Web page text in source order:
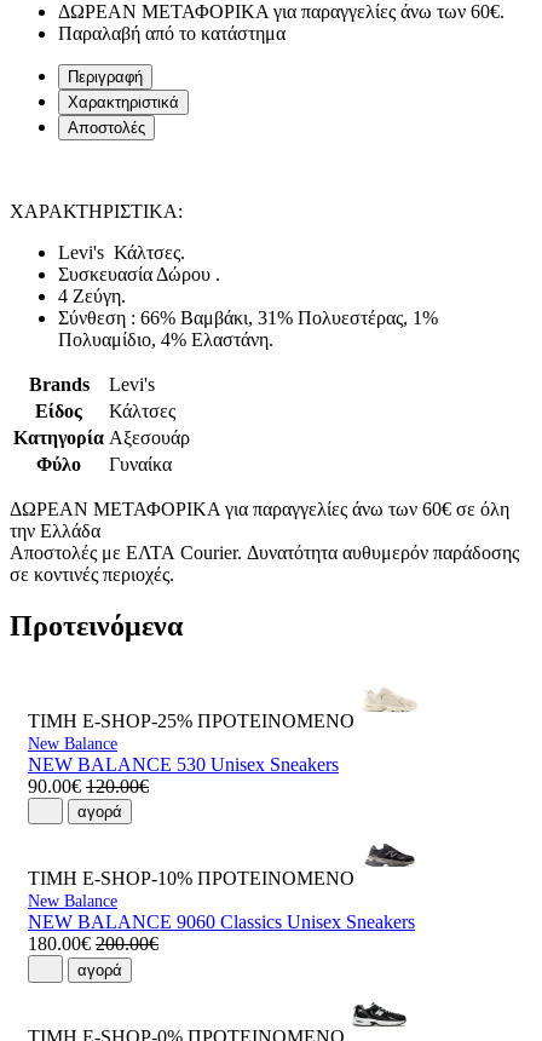
ΔΩΡΕΑΝ ΜΕΤΑΦΟΡΙΚΑ για παραγγελίες άνω των 60€.
Παραλαβή από το κατάστημα
Περιγραφή
Χαρακτηριστικά
Αποστολές
ΧΑΡΑΚΤΗΡΙΣΤΙΚΑ:
Levi's Κάλτσες.
Συσκευασία Δώρου .
4 Ζεύγη.
Σύνθεση : 66% Βαμβάκι, 31% Πολυεστέρας, 1%
Πολυαμίδιο, 4% Ελαστάνη.
Brands
Levi's
Είδος
Κάλτσες
Κατηγορία Αξεσουάρ
Φύλο
Γυναίκα
ΔΩΡΕΑΝ ΜΕΤΑΦΟΡΙΚΑ για παραγγελίες άνω των 60€ σε όλη
την Ελλάδα
Αποστολές με ΕΛΤΑ Courier. Δυνατότητα αυθυμερόν παράδοσης
σε κοντινές περιοχές.
Προτεινόμενα
ΤΙΜΗ E-SHOP-25% ΠΡΟΤΕΙΝΟΜΕΝΟ
New Balance
NEW BALANCE 530 Unisex Sneakers
90.00€ 120.00€
αγορά
ΤΙΜΗ E-SHOP-10% ΠΡΟΤΕΙΝΟΜΕΝΟ
New Balance
NEW BALANCE 9060 Classics Unisex Sneakers
180.00€ 200.00€
αγορά
ΤΙΜΗ E-SHOP-0% ΠΡΟΤΕΙΝΟΜΕΝΟ